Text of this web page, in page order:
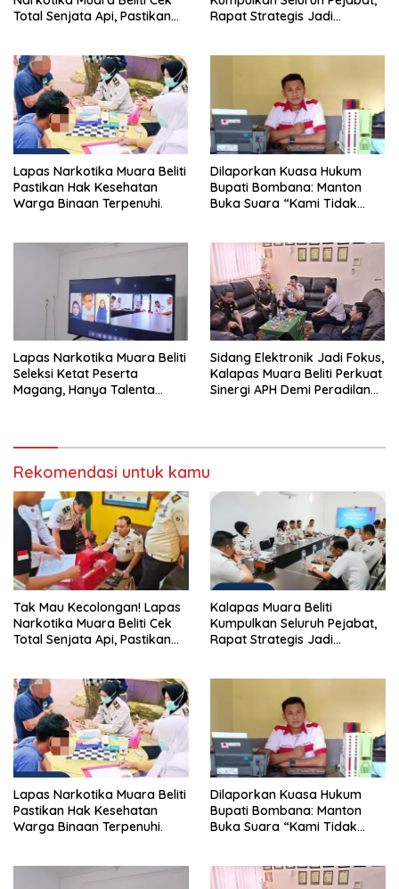
Total Senjata Api, Pastikan
Rapat Strategis Jadi
Lapas Narkotika Muara Beliti
Pastikan Hak Kesehatan
Warga Binaan Terpenuhi.
Dilaporkan Kuasa Hukum
Bupati Bombana: Manton
Buka Suara “Kami Tidak
Lapas Narkotika Muara Beliti
Seleksi Ketat Peserta
Magang, Hanya Talenta
Sidang Elektronik Jadi Fokus,
Kalapas Muara Beliti Perkuat
Sinergi APH Demi Peradilan
Rekomendasi untuk kamu
Tak Mau Kecolongan! Lapas
Narkotika Muara Beliti Cek
Total Senjata Api, Pastikan
Kalapas Muara Beliti
Kumpulkan Seluruh Pejabat,
Rapat Strategis Jadi
Lapas Narkotika Muara Beliti
Pastikan Hak Kesehatan
Warga Binaan Terpenuhi.
Dilaporkan Kuasa Hukum
Bupati Bombana: Manton
Buka Suara “Kami Tidak